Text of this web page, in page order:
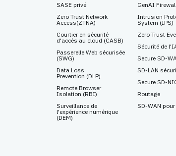
SASE privé
Zero Trust Network
Access(ZTNA)
Courtier en sécurité
d'accès au cloud (CASB)
Passerelle Web sécurisée
(SWG)
Data Loss
Prevention (DLP)
Remote Browser
Isolation (RBI)
Surveillance de
l'expérience numérique
(DEM)
GenAI Firewall
Intrusion
System (IPS)
Zero Trust
Sécurité de
Secure SD-
SD-LAN
Secure SD-
Routage
SD-WAN